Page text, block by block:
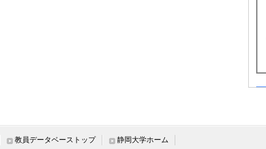
教員データベーストップ 静岡大学ホーム